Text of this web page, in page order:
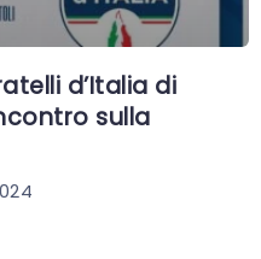
d’Italia di
sulla